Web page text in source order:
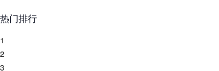
热门排行
1
2
3